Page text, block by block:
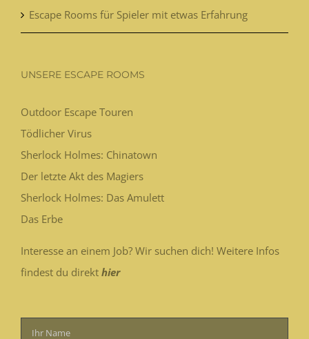
Escape Rooms für Spieler mit etwas Erfahrung
UNSERE ESCAPE ROOMS
Outdoor Escape Touren
Tödlicher Virus
Sherlock Holmes: Chinatown
Der letzte Akt des Magiers
Sherlock Holmes: Das Amulett
Das Erbe
Interesse an einem Job? Wir suchen dich! Weitere Infos
findest du direkt hier